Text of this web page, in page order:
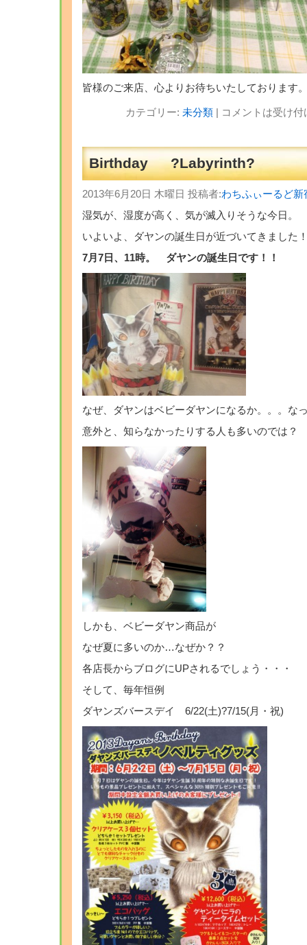
皆様のご来店、心よりお待ちいたしております
カテゴリー: 未分類| コメントは受け
Birthday ?Labyrinth?
2013年6月20日 木曜日 投稿者:わちふぃーるど
湿気が、湿度が高く、気が滅入りそうな今日。
いよいよ、ダヤンの誕生日が近づいてきました
7月7日、11時。 ダヤンの誕生日です！！
なぜ、ダヤンはベビーダヤンになるか。。。な
意外と、知らなかったりする人も多いのでは？
しかも、ベビーダヤン商品が
なぜ夏に多いのか…なぜか？？
各店長からブログにUPされるでしょう・・・
そして、毎年恒例
ダヤンズバースデイ 6/22(土)?7/15(月・祝)